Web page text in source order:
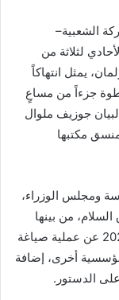
قالت الحركة الشعبية–
لثلاثة من
11 نائباً في البرلمان، يمثل انتهاكاً
واعتبرت الخطوة جزءاً من مساعٍ
جوزيف ملوال
مكتبها
ومجلس الوزراء،
من بينها
فصل الانتخابات العامة المقررة في ديسمبر 2026 عن عملية صياغة
مؤسسية أخرى، إضافة
على الدستور.